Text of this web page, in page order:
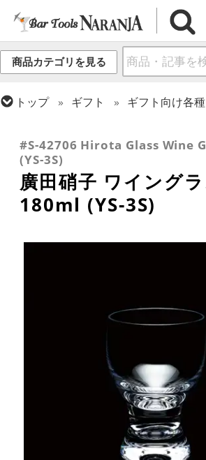
商品カテゴリを見る
トップ ギフト
ギフト向け各
その他ブランド
#S-42706 Hirota Glass Wine
(YS-3S)
廣田硝子 ワイング
180ml (YS-3S)